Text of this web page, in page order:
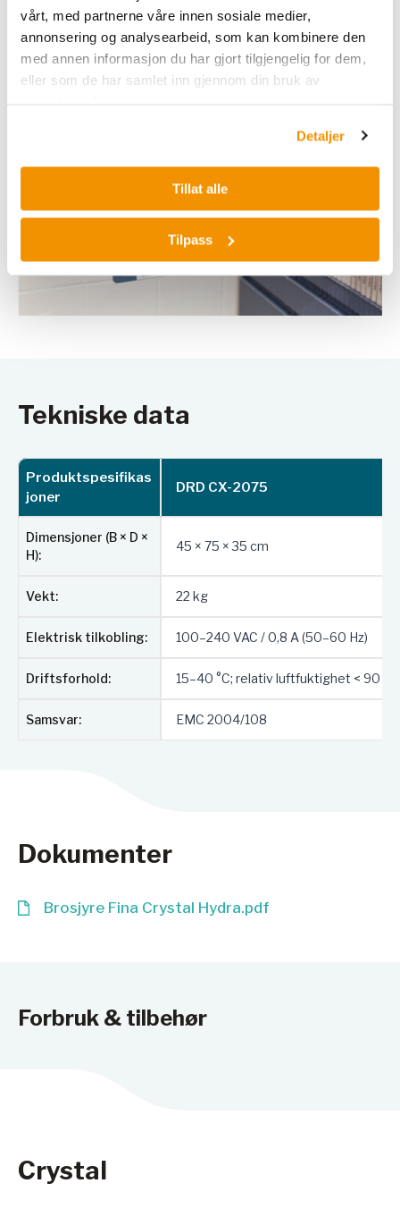
vårt, med partnerne våre innen sosiale medier,
annonsering og analysearbeid, som kan kombinere den
med annen informasjon du har gjort tilgjengelig for dem,
eller som de har samlet inn gjennom din bruk av
Detaljer
Tillat alle
Tilpass
Tekniske data
Produktspesifikas
joner
DRD CX-2075
Dimensjoner (B × D ×
H):
45 × 75 × 35 cm
Vekt: 22 kg
Elektrisk tilkobling: 100–240 VAC / 0,8 A (50–60 Hz)
Driftsforhold: 15–40 °C; relativ luftfuktighet < 90 %
Samsvar: EMC 2004/108
Dokumenter
Brosjyre Fina Crystal Hydra.pdf
Forbruk & tilbehør
Crystal